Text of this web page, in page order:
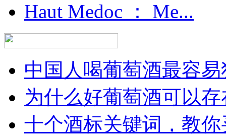
Haut Medoc ： Me...
中国人喝葡萄酒最容
为什么好葡萄酒可以
十个酒标关键词，教